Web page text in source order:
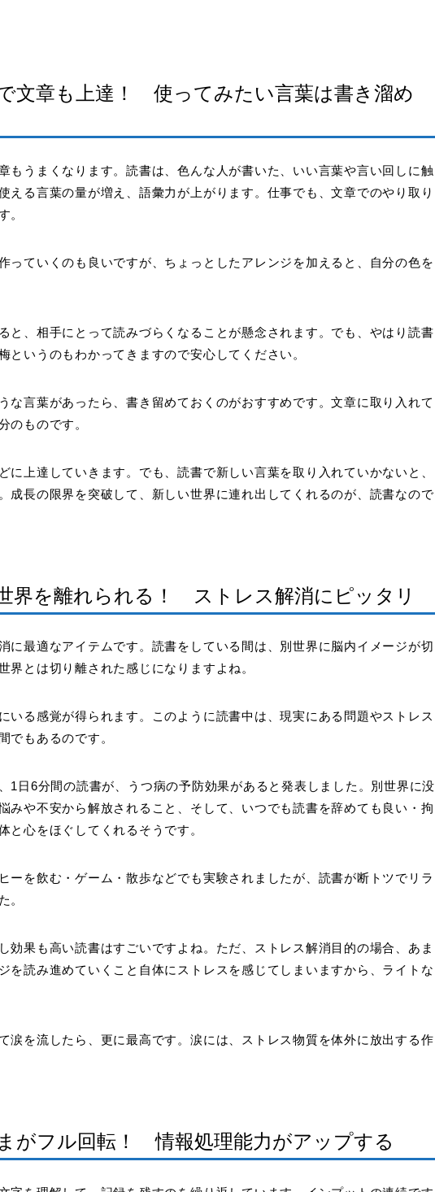
文章も上達！ 使ってみたい言葉は書き溜め
もうまくなります。読書は、色んな人が書いた、いい言葉や言い回しに触
える言葉の量が増え、語彙力が上がります。仕事でも、文章でのやり取り
。
っていくのも良いですが、ちょっとしたアレンジを加えると、自分の色を
と、相手にとって読みづらくなることが懸念されます。でも、やはり読書
というのもわかってきますので安心してください。
な言葉があったら、書き留めておくのがおすすめです。文章に取り入れて
のものです。
に上達していきます。でも、読書で新しい言葉を取り入れていかないと、
成長の限界を突破して、新しい世界に連れ出してくれるのが、読書なので
界を離れられる！ ストレス解消にピッタリ
に最適なアイテムです。読書をしている間は、別世界に脳内イメージが切
界とは切り離された感じになりますよね。
いる感覚が得られます。このように読書中は、現実にある問題やストレス
でもあるのです。
1 日6分間の読書が、うつ病の予防効果があると発表しました。別世界に没
みや不安から解放されること、そして、いつでも読書を辞めても良い・拘
と心をほぐしてくれるそうです。
ーを飲む・ゲーム・散歩などでも実験されましたが、読書が断トツでリラ
。
効果も高い読書はすごいですよね。ただ、ストレス解消目的の場合、あま
を読み進めていくこと自体にストレスを感じてしまいますから、ライトな
涙を流したら、更に最高です。涙には、ストレス物質を体外に放出する作
がフル回転！ 情報処理能力がアップする